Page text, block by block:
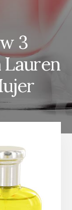
3
Lauren